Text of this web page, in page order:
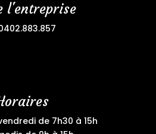
l'entreprise
de 7h30 à 15h